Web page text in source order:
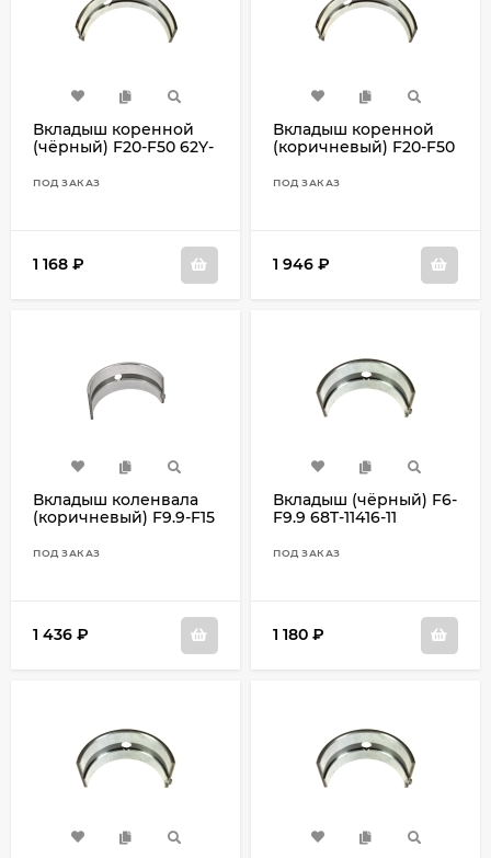
Вкладыш коренной
(чёрный) F20-F50 62Y-
ПОД ЗАКАЗ
1 168 ₽
Вкладыш коренной
(коричневый) F20-F50
ПОД ЗАКАЗ
1 946 ₽
Вкладыш коленвала
(коричневый) F9.9-F15
ПОД ЗАКАЗ
1 436 ₽
Вкладыш (чёрный) F6-
F9.9 68T-11416-11
ПОД ЗАКАЗ
1 180 ₽